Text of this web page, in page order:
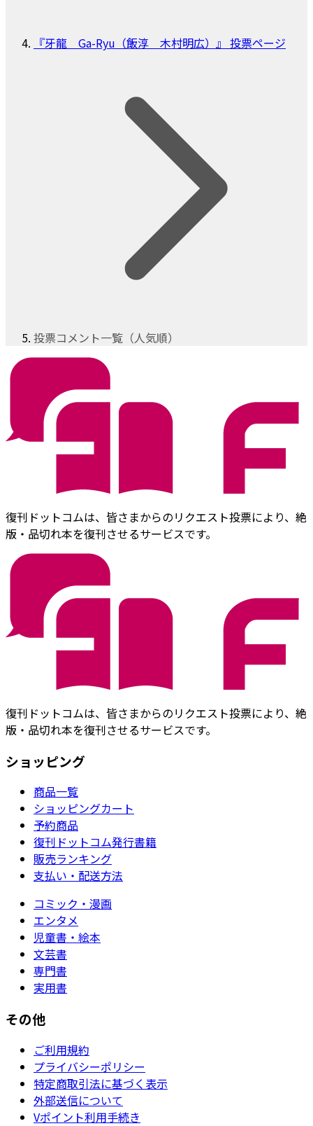
『牙龍 Ga-Ryu（飯淳 木村明広）』 投票ページ
投票コメント一覧（人気順）
復刊ドットコムは、皆さまからのリクエスト投票により、絶
版・品切れ本を復刊させるサービスです。
復刊ドットコムは、皆さまからのリクエスト投票により、絶
版・品切れ本を復刊させるサービスです。
ショッピング
商品一覧
ショッピングカート
予約商品
復刊ドットコム発行書籍
販売ランキング
支払い・配送方法
コミック・漫画
エンタメ
児童書・絵本
文芸書
専門書
実用書
その他
ご利用規約
プライバシーポリシー
特定商取引法に基づく表示
外部送信について
Vポイント利用手続き